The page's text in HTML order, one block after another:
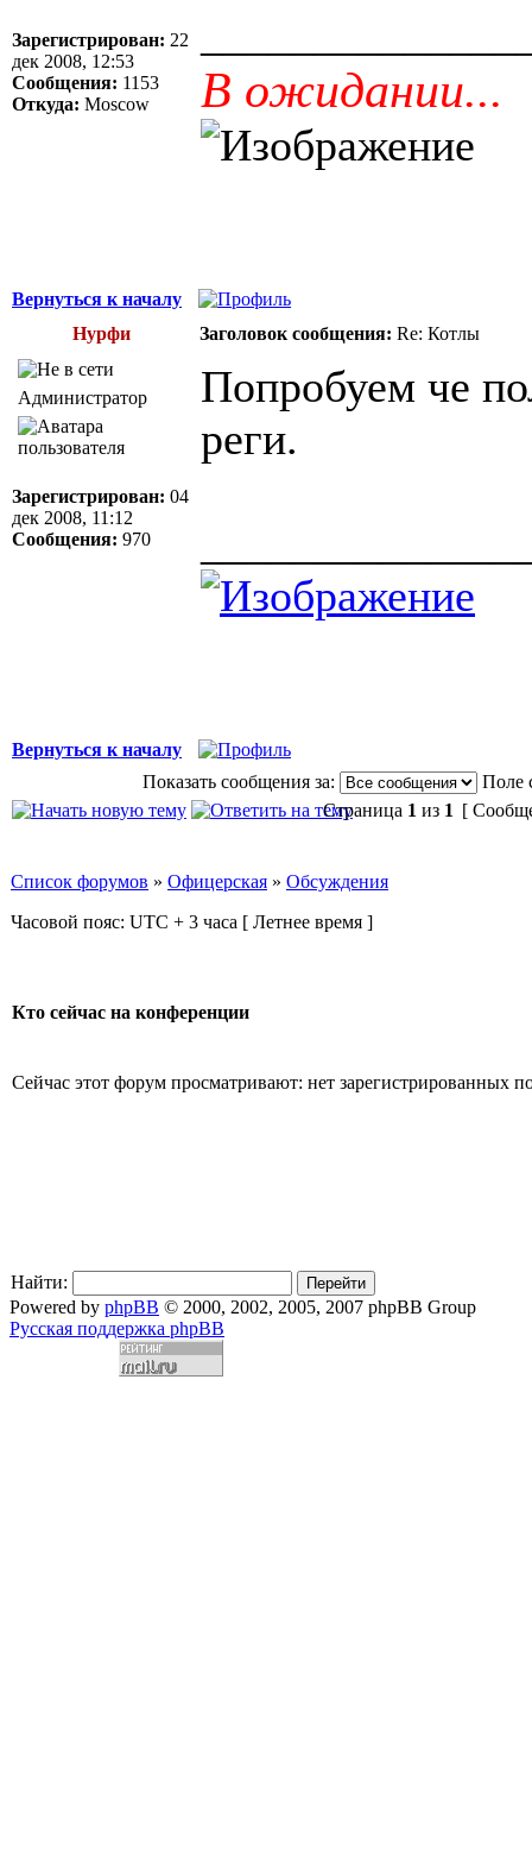
Зарегистрирован: 22
дек 2008, 12:53
Сообщения: 1153
Откуда: Moscow В ожидании...
Вернуться к началу
Нурфи
Заголовок сообщения: Re: Котлы
Администратор
Зарегистрирован: 04
дек 2008, 11:12
Сообщения: 970
Попробуем че
реги.
Вернуться к началу
Показать сообщения за:
Поле
Страница 1 из 1 [
Список форумов » Офицерская » Обсуждения
Часовой пояс: UTC + 3 часа [ Летнее время ]
Кто сейчас на конференции
Сейчас этот форум просматривают: нет зарегистрированных
Найти:
Powered by phpBB © 2000, 2002, 2005, 2007 phpBB Group
Русская поддержка phpBB